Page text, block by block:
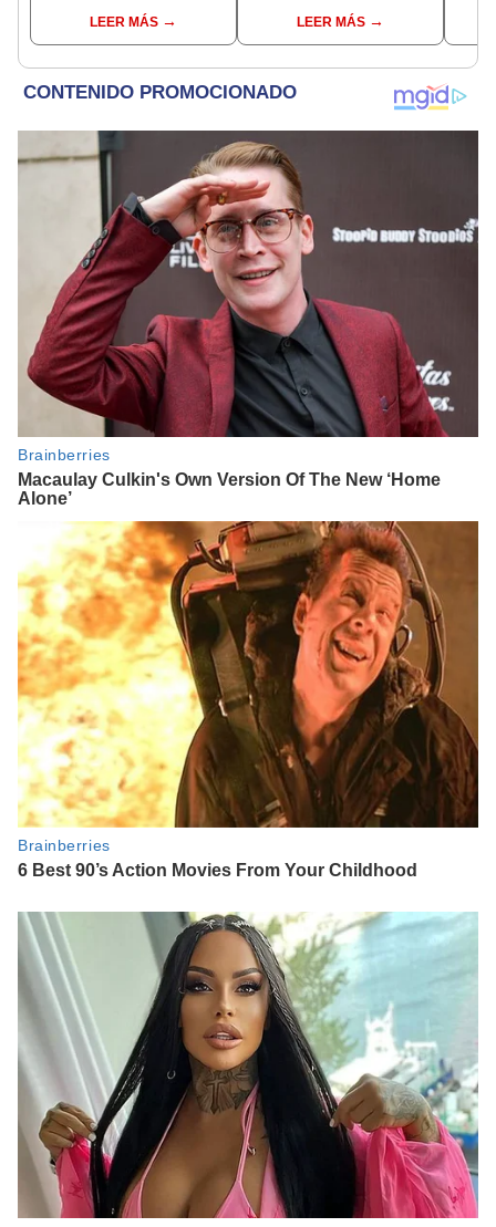
bajar de peso o es solo
un mito viral?
LEER MÁS
por su icónica forma de
enseñar
LEER MÁS